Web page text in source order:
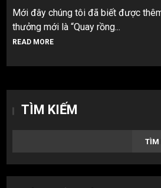
Mới đây chúng tôi đã biết được
thưởng mới là “Quay rồng...
READ MORE
TÌM KIẾM
TÌM